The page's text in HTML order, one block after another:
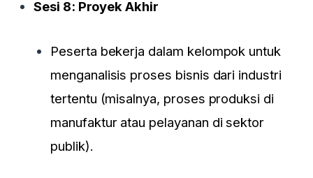
Sesi 8: Proyek Akhir
Peserta bekerja dalam kelompok untuk
menganalisis proses bisnis dari industri
tertentu (misalnya, proses produksi di
manufaktur atau pelayanan di sektor
publik).